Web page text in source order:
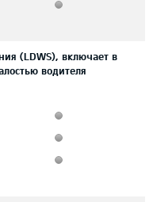
(LDWS), включает в
водителя